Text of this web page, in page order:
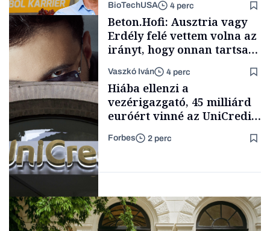
Milliárdosok
Content Lab HUB
BioTechUSA 4 perc
Forbes-sztori
Beton.Hofi: Ausztria vagy
Erdély felé vettem volna az
irányt, hogy onnan tartsam
lélegeztetőgépen a magyar
zenét
Vaszkó Iván 4 perc
Bank
Hiába ellenzi a
vezérigazgató, 45 milliárd
euróért vinné az UniCredit
az egyik legnagyobb német
bankot
Forbes 2 perc